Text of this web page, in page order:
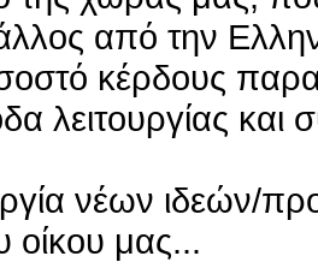
από την
κέρδους
λειτουργίας
νέων ιδεών/
οίκου μας...